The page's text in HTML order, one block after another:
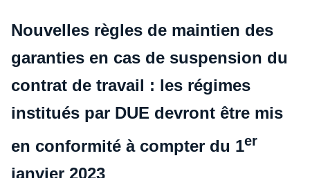
Nouvelles règles de maintien des
garanties en cas de suspension du
contrat de travail : les régimes
institués par DUE devront être mis
en conformité à compter du 1er
janvier 2023